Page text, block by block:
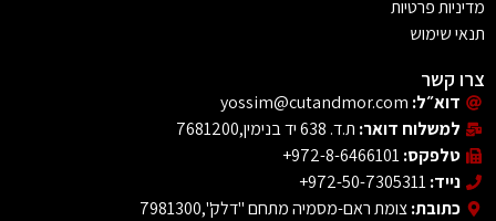
מדיניות פרטיות
תנאי שימוש
צרו קשר
דוא״ל: yossim@cutandmor.com
למשלוח דואר: ת.ד. 638 יד בנימין,7681200
טלפקס:972-8-6466101+
נייד:972-50-7305311+
כתובת:צומת ראם-מסמיה מתחם "דלק",7981300